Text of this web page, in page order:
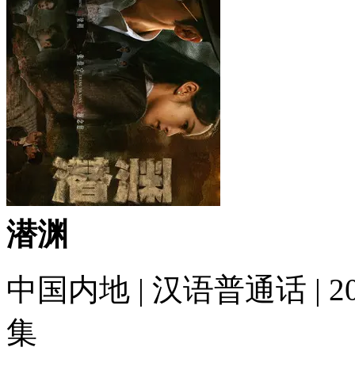
潜渊
中国内地 | 汉语普通话 |
集